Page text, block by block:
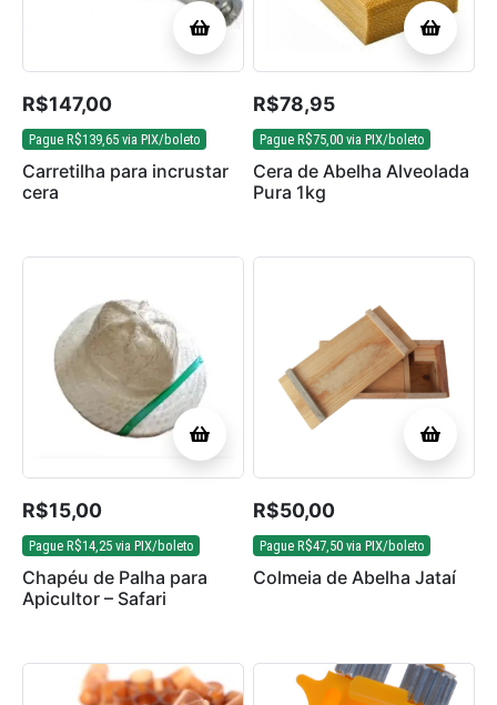
R$147,00
Pague R$139,65 via PIX/boleto
Carretilha para incrustar
cera
R$78,95
Pague R$75,00 via PIX/boleto
Cera de Abelha Alveolada
Pura 1kg
R$15,00
Pague R$14,25 via PIX/boleto
Chapéu de Palha para
Apicultor – Safari
R$50,00
Pague R$47,50 via PIX/boleto
Colmeia de Abelha Jataí